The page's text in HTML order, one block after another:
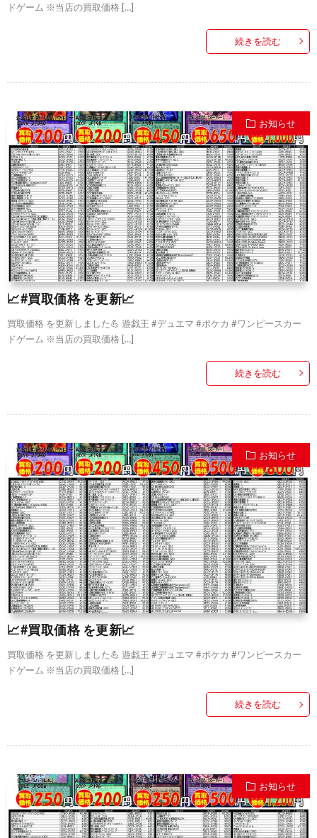
ドゲーム ※当店の買取価格 […]
続きを読む
お知らせ
📈#買取価格 を更新📈
買取価格 を更新しました💪 遊戯王 #デュエマ #ポケカ #ワンピースカー
ドゲーム ※当店の買取価格 […]
続きを読む
お知らせ
📈#買取価格 を更新📈
買取価格 を更新しました💪 遊戯王 #デュエマ #ポケカ #ワンピースカー
ドゲーム ※当店の買取価格 […]
続きを読む
お知らせ